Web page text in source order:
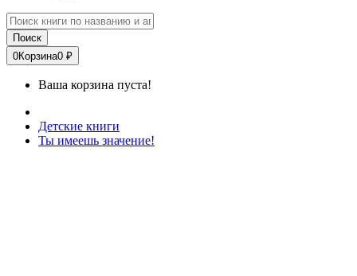
Поиск
0Корзина0 ₽
Ваша корзина пуста!
Детские книги
Ты имеешь значение!